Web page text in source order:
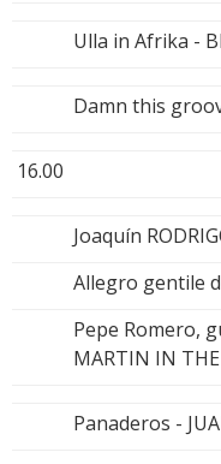
Ulla in Afrika -
Damn this
16.00
Joaquín
Allegro gentile
Pepe Romero,
MARTIN IN
Panaderos -